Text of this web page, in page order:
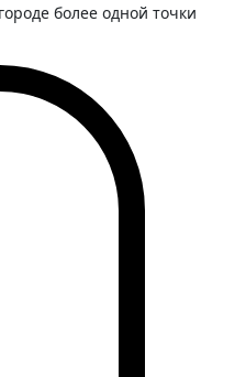
более одной точки